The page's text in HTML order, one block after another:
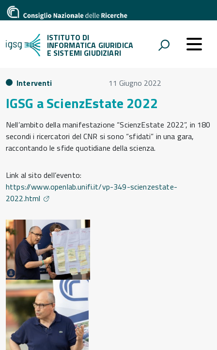
ISTITUTO DI
INFORMATICA GIURIDICA
E SISTEMI GIUDIZIARI
Interventi 11 Giugno 2022
IGSG a ScienzEstate 2022
Nell’ambito della manifestazione “ScienzEstate 2022”, in 180
secondi i ricercatori del CNR si sono “sfidati” in una gara,
raccontando le sfide quotidiane della scienza.
Link al sito dell’evento:
https://www.openlab.unifi.it/vp-349-scienzestate-
2022.html